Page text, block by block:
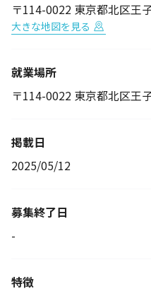
〒114-0022 東京都北区王
大きな地図を見る
就業場所
〒114-0022 東京都北区王
掲載日
2025/05/12
募集終了日
-
特徴